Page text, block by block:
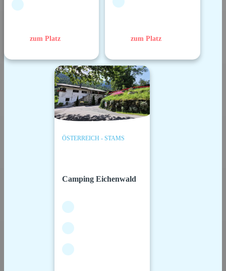
zum Platz zum Platz
ÖSTERREICH - STAMS
Camping Eichenwald